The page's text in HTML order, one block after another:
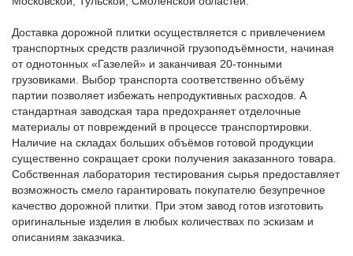
Доставка дорожной плитки осуществляется с привлечением
транспортных средств различной грузоподъёмности, начиная
от однотонных «Газелей» и заканчивая 20-тонными
грузовиками. Выбор транспорта соответственно объёму
партии позволяет избежать непродуктивных расходов. А
стандартная заводская тара предохраняет отделочные
материалы от повреждений в процессе транспортировки.
Наличие на складах больших объёмов готовой продукции
существенно сокращает сроки получения заказанного товара.
Собственная лаборатория тестирования сырья предоставляет
возможность смело гарантировать покупателю безупречное
качество дорожной плитки. При этом завод готов изготовить
оригинальные изделия в любых количествах по эскизам и
описаниям заказчика.